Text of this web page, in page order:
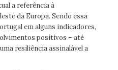
a referência à
da Europa. Sendo essa
em alguns indicadores,
positivos – até
resiliência assinalável a